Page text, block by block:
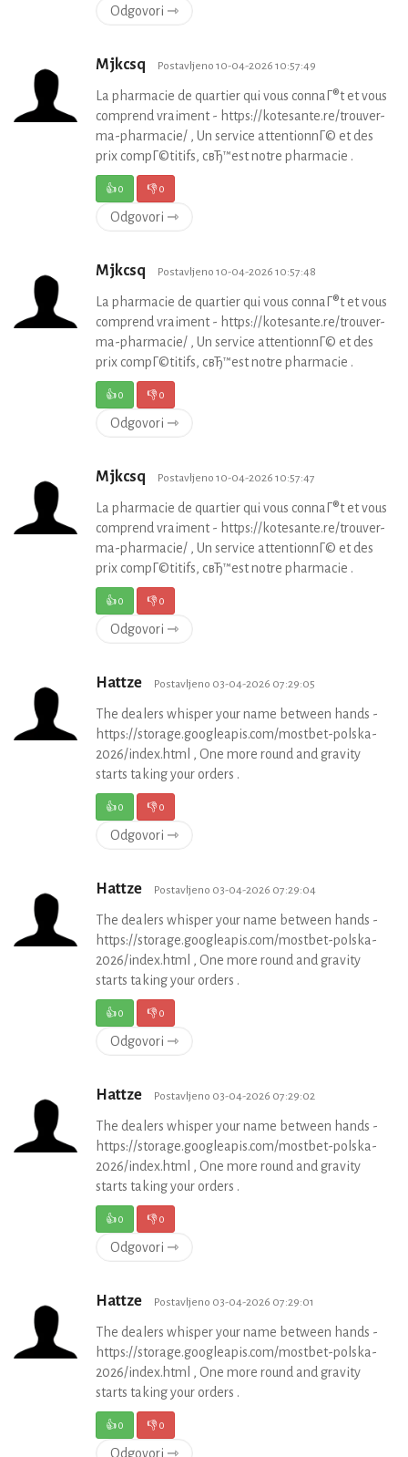
Odgovori ⇾
Mjkcsq Postavljeno 10-04-2026 10:57:49
La pharmacie de quartier qui vous connaГ®t et vous
comprend vraiment - https://kotesante.re/trouver-
ma-pharmacie/ , Un service attentionnГ© et des
prix compГ©titifs, cвЂ™est notre pharmacie .
👍0 👎0
Odgovori ⇾
Mjkcsq Postavljeno 10-04-2026 10:57:48
La pharmacie de quartier qui vous connaГ®t et vous
comprend vraiment - https://kotesante.re/trouver-
ma-pharmacie/ , Un service attentionnГ© et des
prix compГ©titifs, cвЂ™est notre pharmacie .
👍0 👎0
Odgovori ⇾
Mjkcsq Postavljeno 10-04-2026 10:57:47
La pharmacie de quartier qui vous connaГ®t et vous
comprend vraiment - https://kotesante.re/trouver-
ma-pharmacie/ , Un service attentionnГ© et des
prix compГ©titifs, cвЂ™est notre pharmacie .
👍0 👎0
Odgovori ⇾
Hattze Postavljeno 03-04-2026 07:29:05
The dealers whisper your name between hands -
https://storage.googleapis.com/mostbet-polska-
2026/index.html , One more round and gravity
starts taking your orders .
👍0 👎0
Odgovori ⇾
Hattze Postavljeno 03-04-2026 07:29:04
The dealers whisper your name between hands -
https://storage.googleapis.com/mostbet-polska-
2026/index.html , One more round and gravity
starts taking your orders .
👍0 👎0
Odgovori ⇾
Hattze Postavljeno 03-04-2026 07:29:02
The dealers whisper your name between hands -
https://storage.googleapis.com/mostbet-polska-
2026/index.html , One more round and gravity
starts taking your orders .
👍0 👎0
Odgovori ⇾
Hattze Postavljeno 03-04-2026 07:29:01
The dealers whisper your name between hands -
https://storage.googleapis.com/mostbet-polska-
2026/index.html , One more round and gravity
starts taking your orders .
👍0 👎0
Odgovori ⇾